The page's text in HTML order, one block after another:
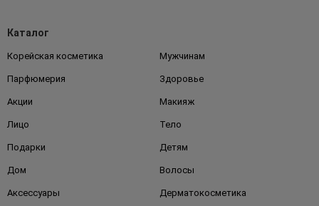
Каталог
Корейская косметика Мужчинам
Парфюмерия Здоровье
Акции Макияж
Лицо Тело
Подарки Детям
Дом Волосы
Аксессуары Дерматокосметика